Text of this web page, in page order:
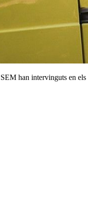
han intervinguts en els